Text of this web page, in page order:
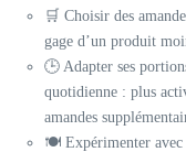
🛒 Choisir des
gage d’un produit
🕒 Adapter ses
quotidienne : plus
amandes
🍽 Expérimenter avec